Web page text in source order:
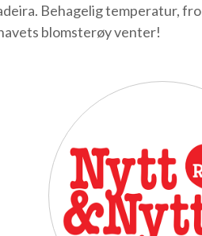
Behagelig temperatur,
blomsterøy venter!